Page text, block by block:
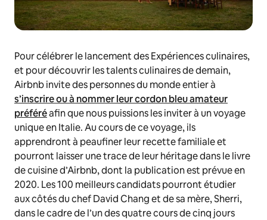
Pour célébrer le lancement des Expériences culinaires,
et pour découvrir les talents culinaires de demain,
Airbnb invite des personnes du monde entier à
s’inscrire ou à nommer leur cordon bleu amateur
préféréafin que nous puissions les inviter à un voyage
unique en Italie. Au cours de ce voyage, ils
apprendront à peaufiner leur recette familiale et
pourront laisser une trace de leur héritage dans le livre
de cuisine d’Airbnb, dont la publication est prévue en
2020. Les 100 meilleurs candidats pourront étudier
aux côtés du chef David Chang et de sa mère, Sherri,
dans le cadre de l’un des quatre cours de cinq jours